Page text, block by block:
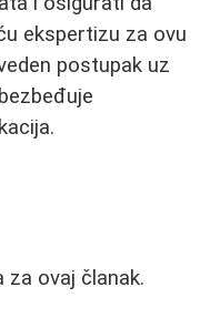
ekspertizu za ovu
postupak uz
ovaj članak.